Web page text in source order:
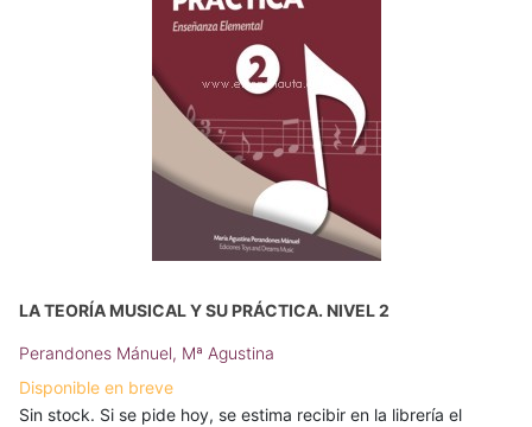
LA TEORÍA MUSICAL Y SU PRÁCTICA. NIVEL 2
Perandones Mánuel, Mª Agustina
Disponible en breve
Sin stock. Si se pide hoy, se estima recibir en la librería el